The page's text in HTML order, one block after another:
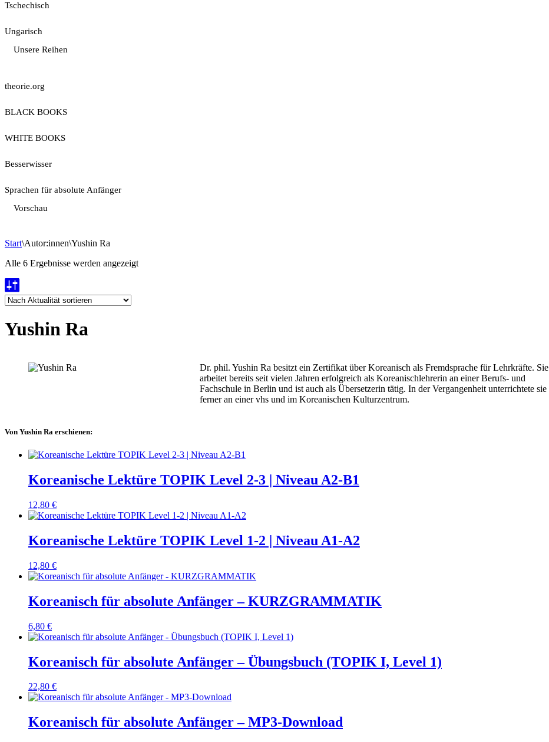
Tschechisch
Ungarisch
Unsere Reihen
theorie.org
BLACK BOOKS
WHITE BOOKS
Besserwisser
Sprachen für absolute Anfänger
Vorschau
Start\Autor:innen\Yushin Ra
Alle 6 Ergebnisse werden angezeigtNach
Yushin Ra
Dr. phil. Yushin Ra besitzt ein Zertifikat über Koreanisch als Fremdsprache für Lehrkräfte. Sie
arbeitet bereits seit vielen Jahren erfolgreich als Koreanischlehrerin an einer Berufs- und
Fachschule in Berlin und ist auch als Übersetzerin tätig. In der Vergangenheit unterrichtete sie
ferner an einer vhs und im Koreanischen Kulturzentrum.
Von Yushin Ra erschienen:
Koreanische Lektüre TOPIK Level 2-3 | Niveau A2-B1
12,80 €
Koreanische Lektüre TOPIK Level 1-2 | Niveau A1-A2
12,80 €
Koreanisch für absolute Anfänger – KURZGRAMMATIK
6,80 €
Koreanisch für absolute Anfänger – Übungsbuch (TOPIK I, Level 1)
22,80 €
Koreanisch für absolute Anfänger – MP3-Download